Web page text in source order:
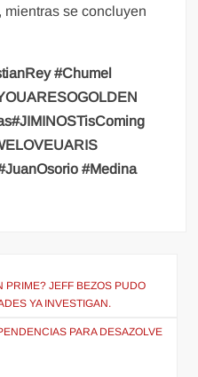
mientras se concluyen
#Chumel
#Medina
PRIME? JEFF BEZOS PUDO
YA INVESTIGAN.
PARA DESAZOLVE